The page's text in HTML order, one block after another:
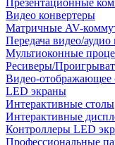
Презентационные
Видео конвертеры
Матричные AV-
Передача видео/
Мультиоконные
Ресиверы/
Видео-отображающее
LED экраны
Интерактивные столы
Интерактивные
Контроллеры LED
Профессиональные